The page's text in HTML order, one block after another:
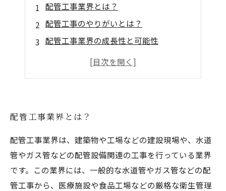
配管工事業界とは？
配管工事のやりがいとは？
配管工事業界の成長性と可能性
魅力的な配管工事に必要なスキルと資格
配管工事業界とは？
配管工事業界は、建築物や工場などの建設現場や、水道
管やガス管などの配管設備関連の工事を行っている業界
です。この業界には、一般的な水道管やガス管などの配
管工事から、医療施設や食品工場などの厳格な衛生管理